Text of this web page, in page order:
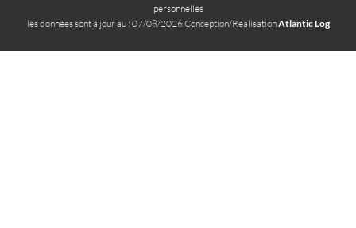
personnelles
les données sont à jour au : 07/08/2026 Conception/RéalisationAtlantic Log